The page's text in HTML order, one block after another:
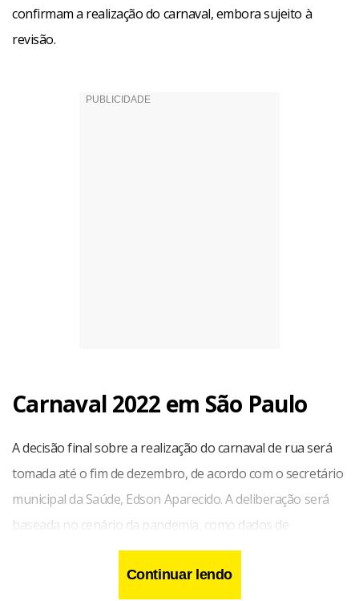
confirmam a realização do carnaval, embora sujeito à
revisão.
Carnaval 2022 em São Paulo
A decisão final sobre a realização do carnaval de rua será
tomada até o fim de dezembro, de acordo com o secretário
municipal da Saúde, Edson Aparecido. A deliberação será
baseada no cenário da pandemia, como dados de
internação e vacinação. Em paralelo, o evento segue em
etapa de preparação e organização. No começo de
Continuar lendo